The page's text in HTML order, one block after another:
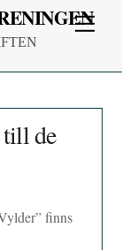
till de
finns